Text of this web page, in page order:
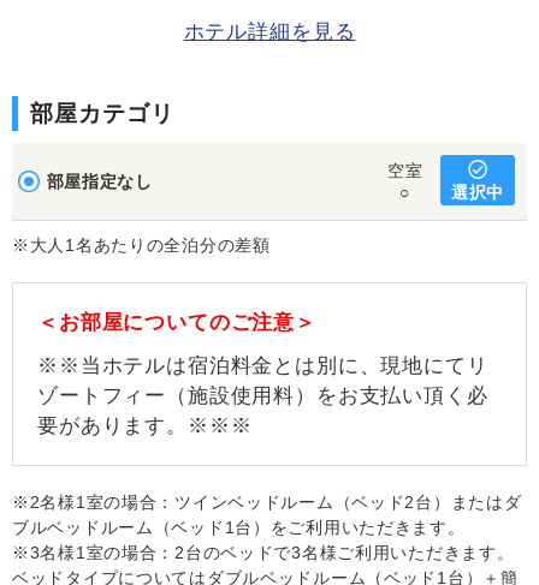
ホテル詳細を見る
部屋カテゴリ
部屋指定なし
空室
○
選択中
※大人1名あたりの全泊分の差額
＜お部屋についてのご注意＞
※※当ホテルは宿泊料金とは別に、現地にてリ
ゾートフィー（施設使用料）をお支払い頂く必
要があります。※※※
※2名様1室の場合：ツインベッドルーム（ベッド2台）またはダ
ブルベッドルーム（ベッド1台）をご利用いただきます。
※3名様1室の場合：2台のベッドで3名様ご利用いただきます。
ベッドタイプについてはダブルベッドルーム（ベッド1台）＋簡